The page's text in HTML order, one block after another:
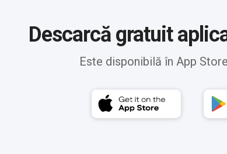
Descarcă gratuit
Este disponibilă în App